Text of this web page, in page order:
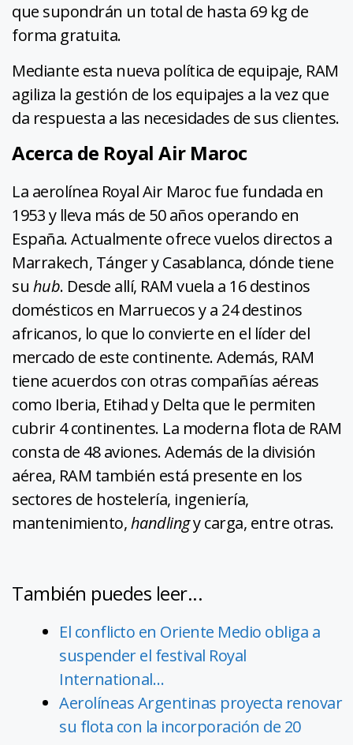
que supondrán un total de hasta 69 kg de
forma gratuita.
Mediante esta nueva política de equipaje, RAM
agiliza la gestión de los equipajes a la vez que
da respuesta a las necesidades de sus clientes.
Acerca de Royal Air Maroc
La aerolínea Royal Air Maroc fue fundada en
1953 y lleva más de 50 años operando en
España. Actualmente ofrece vuelos directos a
Marrakech, Tánger y Casablanca, dónde tiene
su hub. Desde allí, RAM vuela a 16 destinos
domésticos en Marruecos y a 24 destinos
africanos, lo que lo convierte en el líder del
mercado de este continente. Además, RAM
tiene acuerdos con otras compañías aéreas
como Iberia, Etihad y Delta que le permiten
cubrir 4 continentes. La moderna flota de RAM
consta de 48 aviones. Además de la división
aérea, RAM también está presente en los
sectores de hostelería, ingeniería,
mantenimiento,handlingy carga, entre otras.
También puedes leer...
El conflicto en Oriente Medio obliga a
suspender el festival Royal
International…
Aerolíneas Argentinas proyecta renovar
su flota con la incorporación de 20